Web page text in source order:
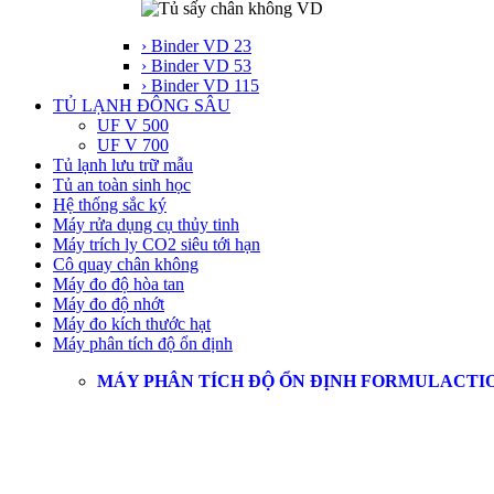
› Binder VD 23
› Binder VD 53
› Binder VD 115
TỦ LẠNH ĐÔNG SÂU
UF V 500
UF V 700
Tủ lạnh lưu trữ mẫu
Tủ an toàn sinh học
Hệ thống sắc ký
Máy rửa dụng cụ thủy tinh
Máy trích ly CO2 siêu tới hạn
Cô quay chân không
Máy đo độ hòa tan
Máy đo độ nhớt
Máy đo kích thước hạt
Máy phân tích độ ổn định
MÁY PHÂN TÍCH ĐỘ ỔN ĐỊNH